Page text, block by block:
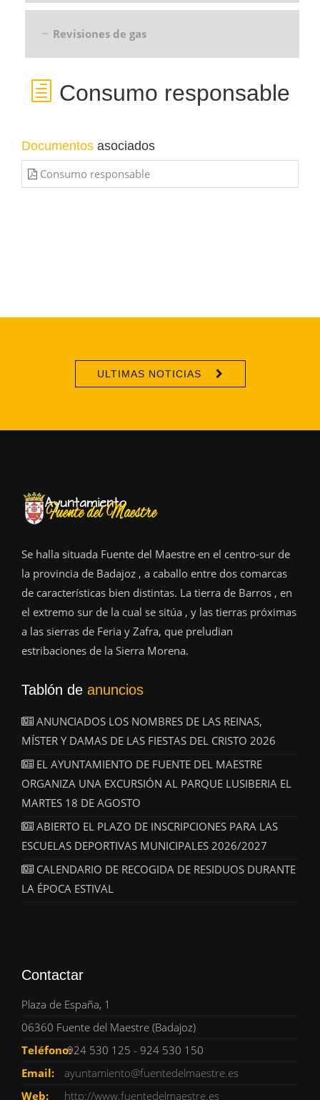
Revisiones de gas
Consumo responsable
Documentos asociados
Consumo responsable
ULTIMAS NOTICIAS
Se halla situada Fuente del Maestre en el centro-sur de
la provincia de Badajoz , a caballo entre dos comarcas
de características bien distintas. La tierra de Barros , en
el extremo sur de la cual se sitúa , y las tierras próximas
a las sierras de Feria y Zafra, que preludian
estribaciones de la Sierra Morena.
Tablón de anuncios
ANUNCIADOS LOS NOMBRES DE LAS REINAS,
MÍSTER Y DAMAS DE LAS FIESTAS DEL CRISTO 2026
EL AYUNTAMIENTO DE FUENTE DEL MAESTRE
ORGANIZA UNA EXCURSIÓN AL PARQUE LUSIBERIA EL
MARTES 18 DE AGOSTO
ABIERTO EL PLAZO DE INSCRIPCIONES PARA LAS
ESCUELAS DEPORTIVAS MUNICIPALES 2026/2027
CALENDARIO DE RECOGIDA DE RESIDUOS DURANTE
LA ÉPOCA ESTIVAL
Contactar
Plaza de España, 1
06360 Fuente del Maestre (Badajoz)
Teléfono:924 530 125 - 924 530 150
Email:
ayuntamiento@fuentedelmaestre.es
Web:
http://www.fuentedelmaestre.es